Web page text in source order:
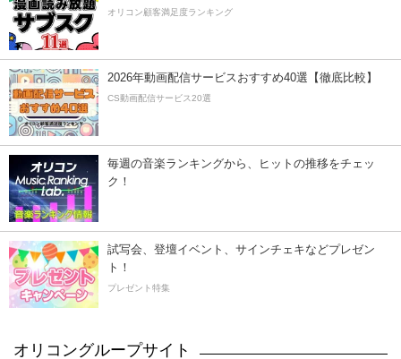
オリコン顧客満足度ランキング
2026年動画配信サービスおすすめ40選【徹底比較】
CS動画配信サービス20選
毎週の音楽ランキングから、ヒットの推移をチェッ
ク！
試写会、登壇イベント、サインチェキなどプレゼン
ト！
プレゼント特集
オリコングループサイト